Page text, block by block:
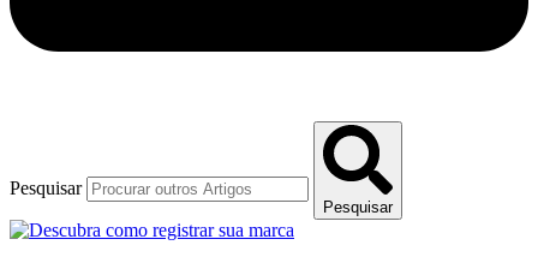
Pesquisar
Pesquisar